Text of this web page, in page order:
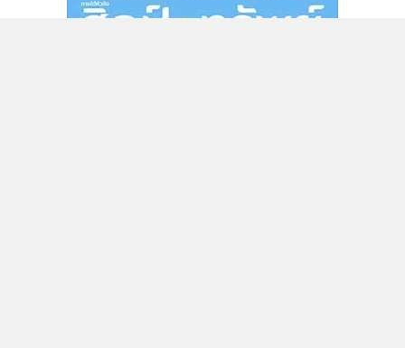
ทรูมูฟ เอช เพิ่มขึ้นร้อยละ 4.9 จากไตรมาสก่อนหน้า และร้อยละ